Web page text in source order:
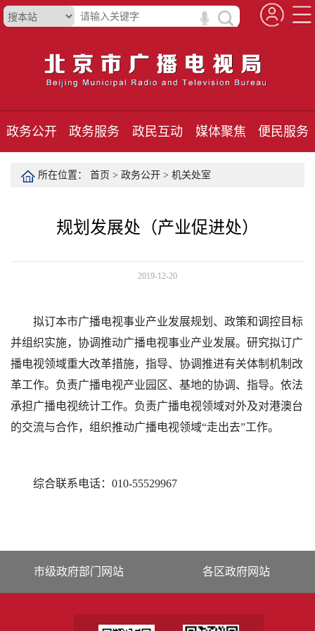
政务公开 政务服务 政民互动 媒体聚焦 便民服务
所在位置： 首页 > 政务公开 > 机关处室
规划发展处（产业促进处）
2019-12-20
拟订本市广播电视事业产业发展规划、政策和调控目标
并组织实施，协调推动广播电视事业产业发展。研究拟订广
播电视领域重大改革措施，指导、协调推进有关体制机制改
革工作。负责广播电视产业园区、基地的协调、指导。依法
承担广播电视统计工作。负责广播电视领域对外及对港澳台
的交流与合作，组织推动广播电视领域“走出去”工作。
综合联系电话：010-55529967
市级政府部门网站 各区政府网站